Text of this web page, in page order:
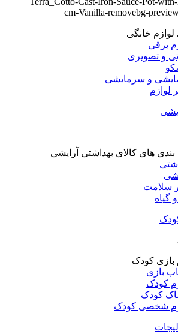
لوازم خانگی
برقی
و تصویری
و سرمایشی
لوازم
های کالای بهداشتی آرایشی
سلامت
گیاه
بازی کودک
بازی
کودک
کودک
شخصی کودک